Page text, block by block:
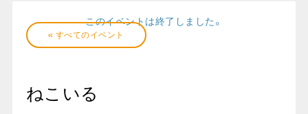
« すべてのイベント
このイベントは終了しました。
ねこいる